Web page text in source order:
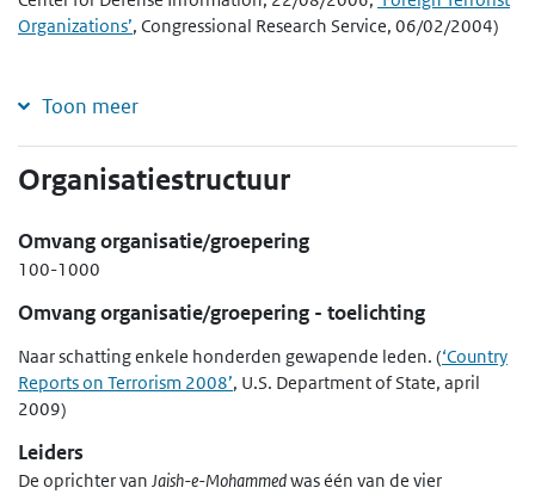
Organizations’, Congressional Research Service, 06/02/2004)
Toon meer
Organisatiestructuur
Omvang organisatie/groepering
100-1000
Omvang organisatie/groepering - toelichting
Naar schatting enkele honderden gewapende leden. (‘Country
Reports on Terrorism 2008’, U.S. Department of State, april
2009)
Leiders
De oprichter van Jaish-e-Mohammedwas één van de vier